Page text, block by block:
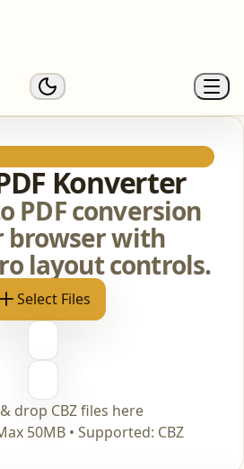
Konverter
PDF conversion
browser with
layout controls.
Select Files
drop CBZ files here
50MB • Supported: CBZ